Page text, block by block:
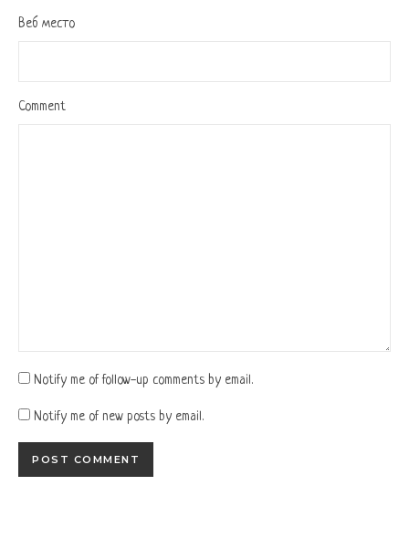
Веб место
Comment
Notify me of follow-up comments by email.
Notify me of new posts by email.